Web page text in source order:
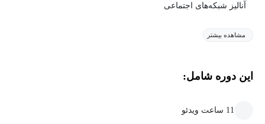
آنالیز شبکه‌های اجتماعی
مشاهده بیشتر
این دوره شامل:
11 ساعت ویدئو